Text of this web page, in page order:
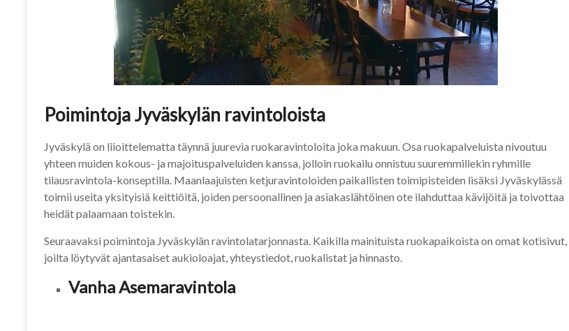
Poimintoja Jyväskylän ravintoloista
Jyväskylä on liioittelematta täynnä juurevia ruokaravintoloita joka makuun. Osa ruokapalveluista nivoutuu
yhteen muiden kokous- ja majoituspalveluiden kanssa, jolloin ruokailu onnistuu suuremmillekin ryhmille
tilausravintola-konseptilla. Maanlaajuisten ketjuravintoloiden paikallisten toimipisteiden lisäksi Jyväskylässä
toimii useita yksityisiä keittiöitä, joiden persoonallinen ja asiakaslähtöinen ote ilahduttaa kävijöitä ja toivottaa
heidät palaamaan toistekin.
Seuraavaksi poimintoja Jyväskylän ravintolatarjonnasta. Kaikilla mainituista ruokapaikoista on omat kotisivut,
joilta löytyvät ajantasaiset aukioloajat, yhteystiedot, ruokalistat ja hinnasto.
Vanha Asemaravintola